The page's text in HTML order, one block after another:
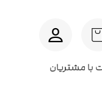
با مشتریان